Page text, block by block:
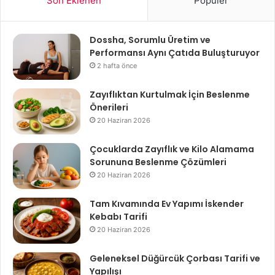
Dossha, Sorumlu Üretim ve
Performansı Aynı Çatıda Buluşturuyor
2 hafta önce
Zayıflıktan Kurtulmak İçin Beslenme
Önerileri
20 Haziran 2026
Çocuklarda Zayıflık ve Kilo Alamama
Sorununa Beslenme Çözümleri
20 Haziran 2026
Tam Kıvamında Ev Yapımı İskender
Kebabı Tarifi
20 Haziran 2026
Geleneksel Düğürcük Çorbası Tarifi ve
Yapılışı